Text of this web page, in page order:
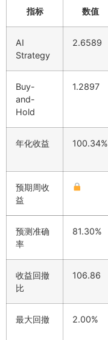
指标 数值
AI
Strategy
2.6589
Buy-
and-
Hold
1.2897
年化收益 100.34%
预期周收
益
预测准确
率
81.30%
收益回撤
比
106.86
最大回撤 2.00%